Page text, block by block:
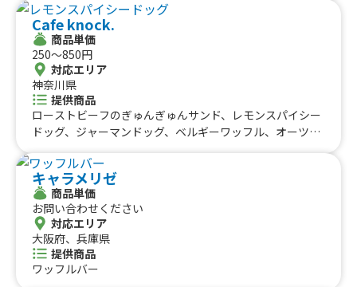
イバーミルク、星野村産抹茶・ラテ、チャイティー・ラ
テ、バニラ・ラテ、キャラメル・ラテ、塩キャラメル・ラ
テ、ヘーゼルナッツ・ラテ、マカダミアナッツ・ラテ、テ
ィラミス・ラテ、アーモンド・ラテ、マンゴー・ラテ、ブ
ルーベリー・ラテ、ストロベリー・ラテ、アップル・ラ
テ、果汁100%愛媛みかん、果汁100%青森りんご、ワイ
ナリーこだわりのグレープ、オリジナルタコス、ツナタコ
ス、チーズタコス、アボカドタコス、チキンタコス、ソー
イバーラテ
Cafe knock.
商品単価
250〜850円
対応エリア
神奈川県
提供商品
ローストビーフのぎゅんぎゅんサンド、レモンスパイシー
ドッグ、ジャーマンドッグ、ベルギーワッフル、オーツan
ーヒー各種、ハニーレモンスカッシュ
キャラメリゼ
商品単価
お問い合わせください
対応エリア
大阪府、兵庫県
提供商品
ワッフルバー